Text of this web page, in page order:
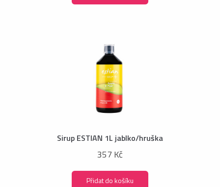
Sirup ESTIAN 1L jablko/hruška
357 Kč
Přidat do košíku